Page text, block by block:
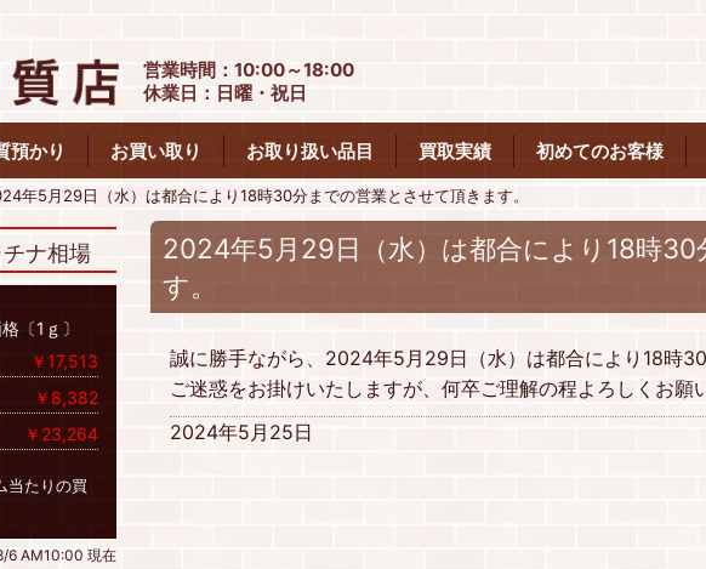
営業時間：10:00～18:00
休業日：日曜・祝日
預かり お買い取り お取り扱い品目 買取実績 初めてのお客様
年5月29日（水）は都合により18時30分までの営業とさせて頂きます。
2024年5月29日（水）は都合により18時30
す。
誠に勝手ながら、2024年5月29日（水）は都合により18時30
ご迷惑をお掛けいたしますが、何卒ご理解の程よろしくお願
2024年5月25日
ナ相場
〔1ｇ〕
￥17,513
￥8,382
￥23,264
当たりの買
6 AM10:00 現在